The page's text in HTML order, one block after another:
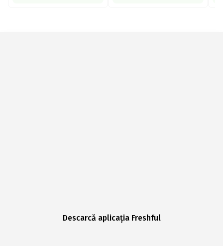
Descarcă aplicația Freshful